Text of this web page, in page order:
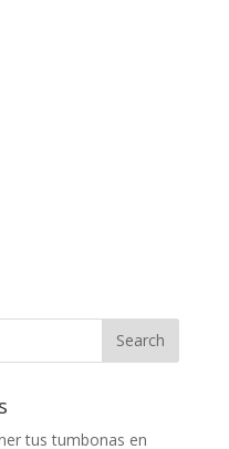
tus tumbonas en